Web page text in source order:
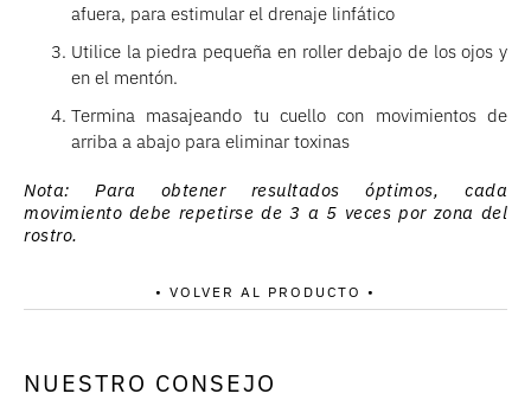
afuera, para estimular el drenaje linfático
Utilice la piedra pequeña en roller debajo de los ojos y
en el mentón.
Termina masajeando tu cuello con movimientos de
arriba a abajo para eliminar toxinas
Nota: Para obtener resultados óptimos, cada
movimiento debe repetirse de 3 a 5 veces por zona del
rostro.
• VOLVER AL PRODUCTO •
NUESTRO CONSEJO